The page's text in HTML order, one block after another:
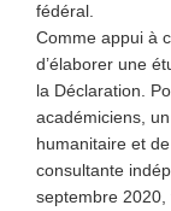
fédéral.
Comme appui à
d’élaborer une
la Déclaration.
académiciens,
humanitaire et
consultante
septembre